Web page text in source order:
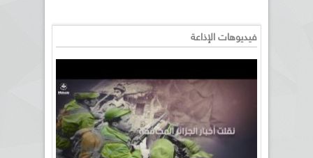
فيديوهات الإذاعة